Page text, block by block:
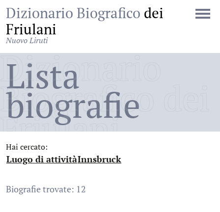
Dizionario Biografico dei
Friulani
Nuovo Liruti
Dizionario
Biografico dei
Friulani
Lista
biografie
Hai cercato:
Luogo di attività
:Innsbruck
Biografie trovate: 12